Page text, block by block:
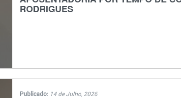
RODRIGUES
Publicado: 14 de Julho, 2026